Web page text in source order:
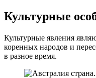
Культурные
Культурные явления
коренных народов и
в разное время.